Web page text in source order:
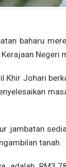
baharu
Negeri
Khir Johari
jambatan
tanah.